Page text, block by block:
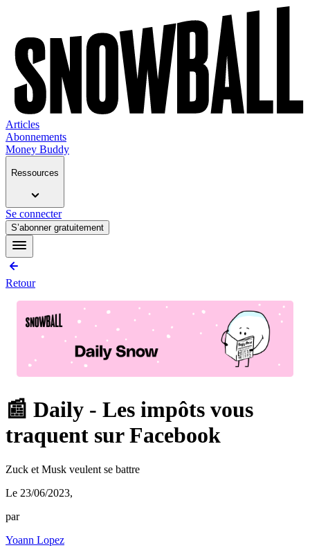
Articles
Abonnements
Money Buddy
Ressources
Se connecter
S’abonner gratuitement
Retour
📰 Daily - Les impôts vous
traquent sur Facebook
Zuck et Musk veulent se battre
Le 23/06/2023,
par
Yoann Lopez